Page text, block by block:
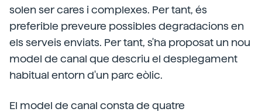
solen ser cares i complexes. Per tant, és
preferible preveure possibles degradacions en
els serveis enviats. Per tant, s'ha proposat un nou
model de canal que descriu el desplegament
habitual entorn d'un parc eòlic.
El model de canal consta de quatre